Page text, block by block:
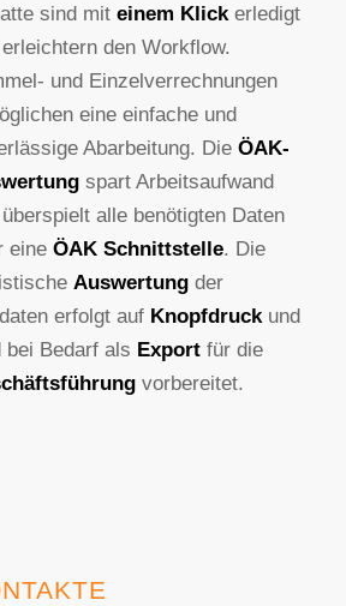
sind mit einem Klickerledigt
den Workflow.
und Einzelverrechnungen
eine einfache und
Abarbeitung. Die ÖAK-
spart Arbeitsaufwand
alle benötigten Daten
eine ÖAK Schnittstelle. Die
Auswertungder
erfolgt auf Knopfdruckund
bei Bedarf als Exportfür die
vorbereitet.